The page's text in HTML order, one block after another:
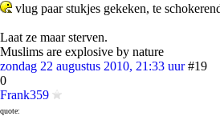
vlug paar stukjes gekeken, te
Laat ze maar sterven.
Muslims are explosive by nature
zondag 22 augustus 2010, 21:33 uur #19
0
Frank359
quote: